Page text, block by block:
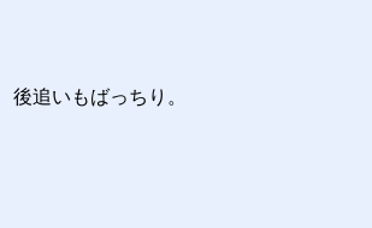
追いもばっちり。